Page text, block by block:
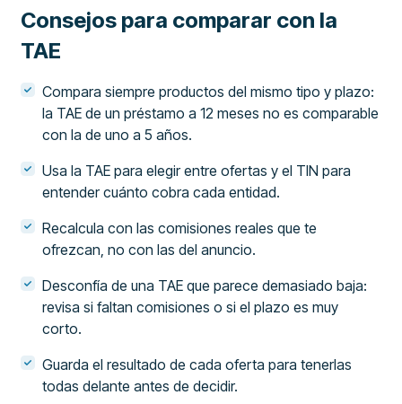
Consejos para comparar con la
TAE
Compara siempre productos del mismo tipo y plazo:
la TAE de un préstamo a 12 meses no es comparable
con la de uno a 5 años.
Usa la TAE para elegir entre ofertas y el TIN para
entender cuánto cobra cada entidad.
Recalcula con las comisiones reales que te
ofrezcan, no con las del anuncio.
Desconfía de una TAE que parece demasiado baja:
revisa si faltan comisiones o si el plazo es muy
corto.
Guarda el resultado de cada oferta para tenerlas
todas delante antes de decidir.